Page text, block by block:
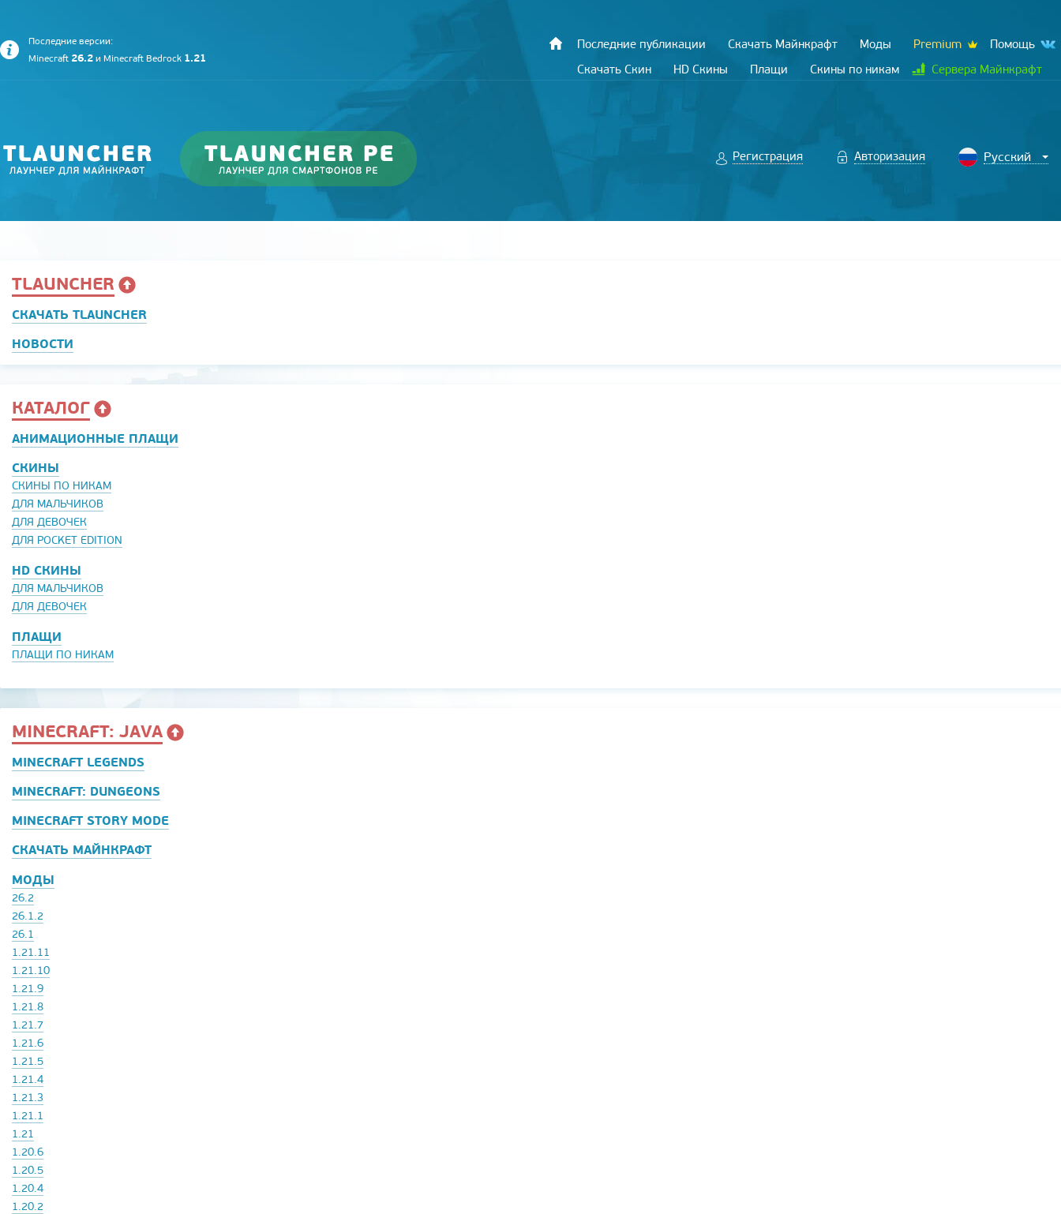
Последние версии:
Minecraft 26.2 и Minecraft Bedrock 1.21
Последние публикации Скачать Майнкрафт Моды Premium
Помощь
Скачать Скин
HD Скины Плащи Скины по никам Сервера Майнкрафт
Регистрация Авторизация
TLAUNCHER
СКАЧАТЬ TLAUNCHER
НОВОСТИ
КАТАЛОГ
АНИМАЦИОННЫЕ ПЛАЩИ
СКИНЫ
СКИНЫ ПО НИКАМ
ДЛЯ МАЛЬЧИКОВ
ДЛЯ ДЕВОЧЕК
ДЛЯ POCKET EDITION
HD СКИНЫ
ДЛЯ МАЛЬЧИКОВ
ДЛЯ ДЕВОЧЕК
ПЛАЩИ
ПЛАЩИ ПО НИКАМ
MINECRAFT: JAVA
MINECRAFT LEGENDS
MINECRAFT: DUNGEONS
MINECRAFT STORY MODE
СКАЧАТЬ МАЙНКРАФТ
МОДЫ
26.2
26.1.2
26.1
1.21.11
1.21.10
1.21.9
1.21.8
1.21.7
1.21.6
1.21.5
1.21.4
1.21.3
1.21.1
1.21
1.20.6
1.20.5
1.20.4
1.20.2